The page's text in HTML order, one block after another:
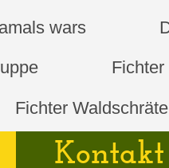
wars
Fichter Waldschräte
Kontakt